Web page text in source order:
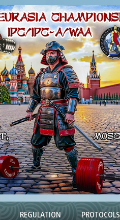
REGULATION
PROTOCOLS